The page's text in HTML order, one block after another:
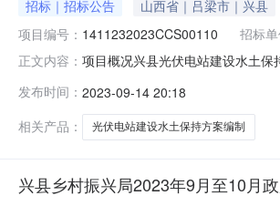
招标｜招标公告 山西省｜吕梁市｜兴县
项目编号： 1411232023CCS00110 招标单
正文内容： 项目概况兴县光伏电站建设水土
代理公司存档编号：
发布时间： 2023-09-14 20:18
相关产品：
光伏电站建设水土保持方案编制
兴县乡村振兴局2023年9月至10月